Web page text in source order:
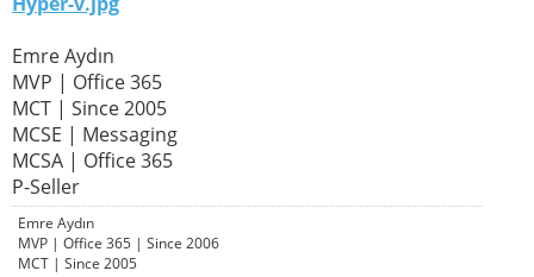
Emre Aydın
MVP | Office 365
MCT | Since 2005
MCSE | Messaging
MCSA | Office 365
P-Seller
Emre Aydın
MVP | Office 365 | Since 2006
MCT | Since 2005